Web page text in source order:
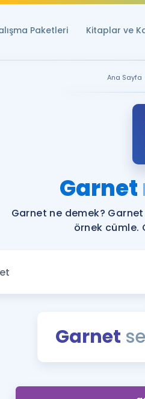
Paketleri Kitaplar ve
Ana Sayfa
Garnet
Garnet ne demek?
örnek cümle.
Garnet